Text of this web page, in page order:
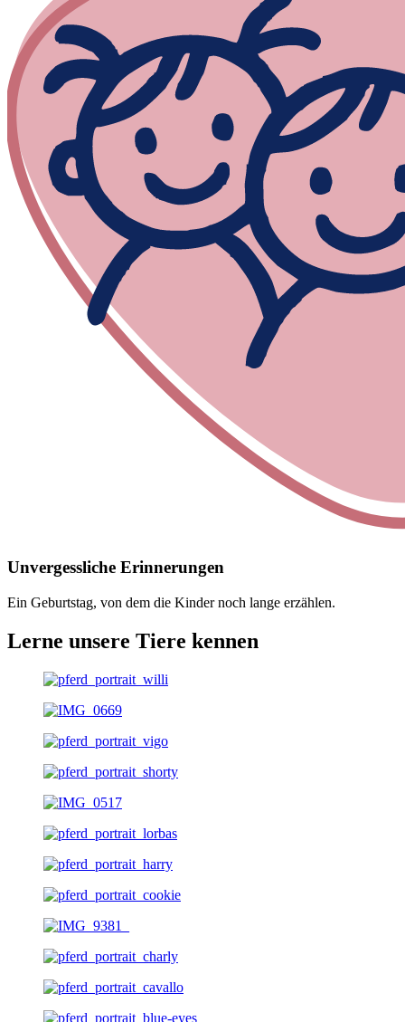
Unvergessliche Erinnerungen
Ein Geburtstag, von dem die Kinder noch lange erzählen.
Lerne unsere Tiere kennen